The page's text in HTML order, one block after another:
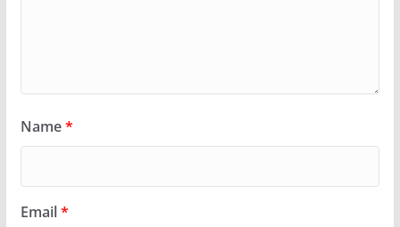
Name*
Email*